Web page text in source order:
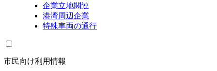
企業立地関連
港湾周辺企業
特殊車両の通行
市民向け利用情報